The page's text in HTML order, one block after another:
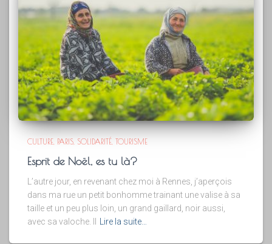
CULTURE PARIS SOLIDARITÉ TOURISME
Esprit de Noël, es tu là?
L’autre jour, en revenant chez moi à Rennes, j’aperçois
dans ma rue un petit bonhomme trainant une valise à sa
taille et un peu plus loin, un grand gaillard, noir aussi,
avec sa valoche. Il
Lire la suite…